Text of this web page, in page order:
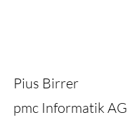
Pius Birrer
pmc Informatik AG